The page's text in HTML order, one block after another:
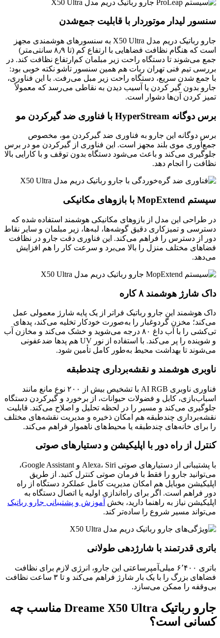
سنسور لیدار موتوردار با قابلیت جمع‌شدن
جارو رباتیک دریم مدل X50 Ultra به سنسورهای هوشمندی مجهز
است که هنگام نظافت فضاهایی با ارتفاع کم (تا ۸٫۹ سانتی‌متر)
جمع می‌شوند تا دستگاه راحت زیر مبلمان کم‌ارتفاع نظافت کند. در
بررسی تیم فنی تهران ربات هم همین سنسور تاشو نکته خوبی بود:
با جمع شدن سریع، دستگاه راحت زیر مبل می‌رفت. با این فناوری،
جارو بدون گیر کردن یا آسیب دیدن به نقاطی می‌رسد که معمولاً
تمیز کردن آن‌ها دشوار است.
برس دوگانه HyperStream با فناوری ضد گیرکردن مو
برس دوگانه این جارو به فناوری ضد گیرکردن مو، مخصوص
جمع‌آوری موی بلند مجهز است. این فناوری از گیرکردن مو در برس
جلوگیری می‌کند و باعث می‌شود دستگاه بدون توقف و با کارایی بالا
نظافت را انجام دهد.
سیستم MopExtend با بازوهای مکانیکی
در طراحی این مدل از بازوهای مکانیکی هوشمند استفاده شده که
دسترسی و تمیزکاری دقیق گوشه‌ها، لبه‌ها، زیر مبلمان و سایر نقاط
دور از دسترس را فراهم می‌کند. این فناوری دقت جارو در نظافت
فضاهای مختلف منزل را بالا می‌برد و سرعت کار را هم افزایش
می‌دهد.
داک شارژ هوشمند ۸ کاره
داک هوشمند این جارو رباتیک فراتر از یک پایه شارژ معمولی عمل
می‌کند؛ مخزن گردوغبار را به‌صورت خودکار تخلیه می‌کند، پدهای
تی‌کشی را با آب داغ ۸۰ درجه می‌شوید و خشک می‌کند و مخازن آب
و شوینده را پر می‌کند. با استفاده از نور UV هم پدها ضدعفونی
می‌شوند تا بهداشت محیط به‌طور کامل تأمین شود.
ناوبری هوشمند و نقشه‌برداری چندطبقه
فناوری ناوبری AI RGB با تشخیص بیش از ۲۰۰ نوع مانع مانند
اسباب‌بازی، کابل و فضولات حیوانات، از برخورد و گیرکردن دستگاه
جلوگیری می‌کند و مسیر را در لحظه تحلیل و اصلاح می‌کند. قابلیت
نقشه‌برداری چندطبقه هم امکان ذخیره و مدیریت نقشه‌های مختلف
را برای خانه‌های چندطبقه یا محیط‌های ناهموار فراهم می‌کند.
کنترل از راه دور با اپلیکیشن و دستیارهای صوتی
با پشتیبانی از دستیارهای صوتی Alexa، Siri و Google Assistant،
می‌توانید جارو را فقط با فرمان صوتی کنترل کنید. از طریق
اپلیکیشن موبایل هم امکان مدیریت کامل عملکرد دستگاه از راه
دور فراهم است. اگر برای راه‌اندازی اولیه یا اتصال دستگاه به
اپلیکیشن نیاز به راهنما دارید، بخش آموزش و پشتیبانی جارو رباتیک
می‌تواند مسیر شروع را ساده‌تر کند.
باتری قدرتمند با شارژدهی طولانی
باتری ۶٬۴۰۰ میلی‌آمپرساعتی این جارو، انرژی لازم برای نظافت
فضاهای بزرگ را با یک بار شارژ فراهم می‌کند و تا ۳ ساعت نظافت
بی‌وقفه را ممکن می‌سازد.
جارو رباتیک Dreame X50 Ultra مناسب چه
کسانی است؟